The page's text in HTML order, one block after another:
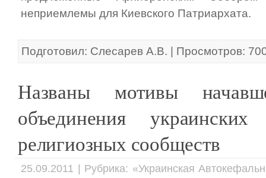
неприемлемы для Киевского Патриархата.
Подготовил: Слесарев А.В. | Просмотров:
Названы мотивы
объединения украинских
религиозных сообществ
25.09.2011 | Рубрика: «Украинская